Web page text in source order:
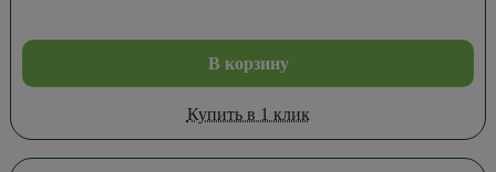
В корзину
Купить в 1 клик